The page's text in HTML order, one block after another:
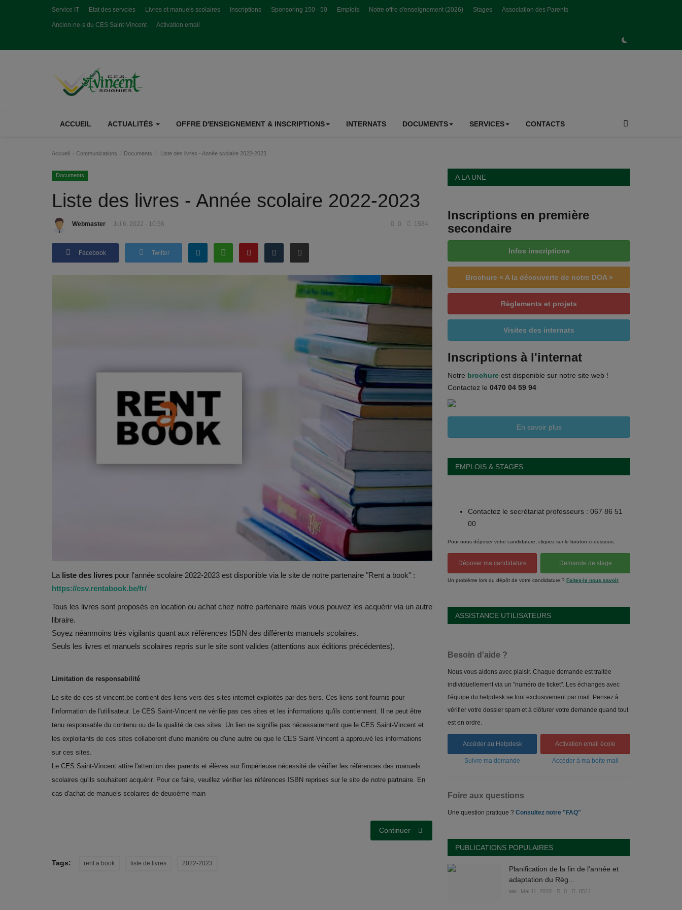
Service IT Etat des servcies Livres et manuels scolaires Inscriptions Sponsoring 150 - 50 Emplois Notre offre d'enseignement (2026) Stages Association des Parents
Ancien-ne-s du CES Saint-Vincent Activation email
ACCUEIL ACTUALITÉS OFFRE D'ENSEIGNEMENT & INSCRIPTIONS INTERNATS DOCUMENTS SERVICES CONTACTS
Accueil Communications Documents Liste des livres - Année scolaire 2022-2023
Documents
Liste des livres - Année scolaire 2022-2023
Webmaster Jul 6, 2022 - 10:56 0 1584
Facebook Twitter
La liste des livres pour l'année scolaire 2022-2023 est disponible via le site de notre partenaire "Rent a book" :
https://csv.rentabook.be/fr/
Tous les livres sont proposés en location ou achat chez notre partenaire mais vous pouvez les acquérir via un autre
libraire.
Soyez néanmoins très vigilants quant aux références ISBN des différents manuels scolaires.
Seuls les livres et manuels scolaires repris sur le site sont valides (attentions aux éditions précédentes).
Limitation de responsabilité
Le site de ces-st-vincent.be contient des liens vers des sites internet exploités par des tiers. Ces liens sont fournis pour
l'information de l'utilisateur. Le CES Saint-Vincent ne vérifie pas ces sites et les informations qu'ils contiennent. Il ne peut être
tenu responsable du contenu ou de la qualité de ces sites. Un lien ne signifie pas nécessairement que le CES Saint-Vincent et
les exploitants de ces sites collaborent d'une manière ou d'une autre ou que le CES Saint-Vincent a approuvé les informations
sur ces sites.
Le CES Saint-Vincent attire l'attention des parents et élèves sur l'impérieuse nécessité de vérifier les références des manuels
scolaires qu'ils souhaitent acquérir. Pour ce faire, veuillez vérifier les références ISBN reprises sur le site de notre partnaire. En
cas d'achat de manuels scolaires de deuxième main
Continuer
Tags: rent a book liste de livres 2022-2023
A LA UNE
Inscriptions en première
secondaire
Infos inscriptions
Brochure « A la découverte de notre DOA »
Règlements et projets
Visites des internats
Inscriptions à l'internat
Notre brochure est disponible sur notre site web !
Contactez le 0470 04 59 94
En savoir plus
EMPLOIS & STAGES
Contactez le secrétariat professeurs : 067 86 51
00
Pour nous déposer votre candidature, cliquez sur le bouton ci-dessous.
Déposer ma candidature Demande de stage
Un problème lors du dépôt de votre candidature ? Faites-le nous savoir
ASSISTANCE UTILISATEURS
Besoin d'aide ?
Nous vous aidons avec plaisir. Chaque demande est traitée
individuellement via un "numéro de ticket". Les échanges avec
l'équipe du helpdesk se font exclusivement par mail. Pensez à
vérifier votre dossier spam et à clôturer votre demande quand tout
est en ordre.
Accéder au Helpdesk Activation email école
Suivre ma demande Accéder à ma boîte mail
Foire aux questions
Une question pratique ? Consultez notre "FAQ"
PUBLICATIONS POPULAIRES
Planification de la fin de l'année et
adaptation du Règ...
vw Mai 11, 2020 0 8511